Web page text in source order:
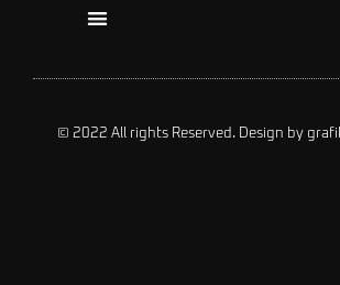
© 2022 All rights Reserved. Design by